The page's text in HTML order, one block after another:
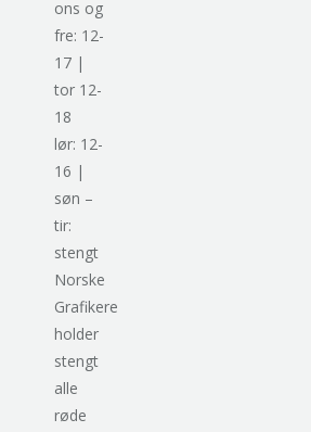
ons og
fre: 12-
17 |
tor 12-
18
lør: 12-
16 |
søn –
tir:
stengt
Norske
Grafikere
holder
stengt
alle
røde